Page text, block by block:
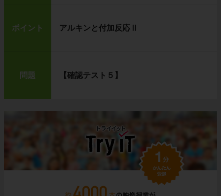
ポイント アルキンと付加反応Ⅱ
問題 【確認テスト５】